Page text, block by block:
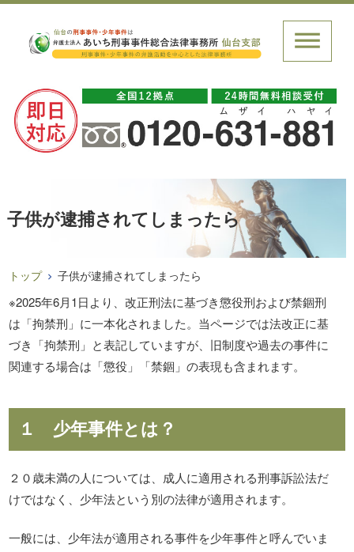
子供が逮捕されてしまったら
トップ 子供が逮捕されてしまったら
※2025年6月1日より、改正刑法に基づき懲役刑および禁錮刑
は「拘禁刑」に一本化されました。当ページでは法改正に基
づき「拘禁刑」と表記していますが、旧制度や過去の事件に
関連する場合は「懲役」「禁錮」の表現も含まれます。
１ 少年事件とは？
２０歳未満の人については、成人に適用される刑事訴訟法だ
けではなく、少年法という別の法律が適用されます。
一般には、少年法が適用される事件を少年事件と呼んでいま